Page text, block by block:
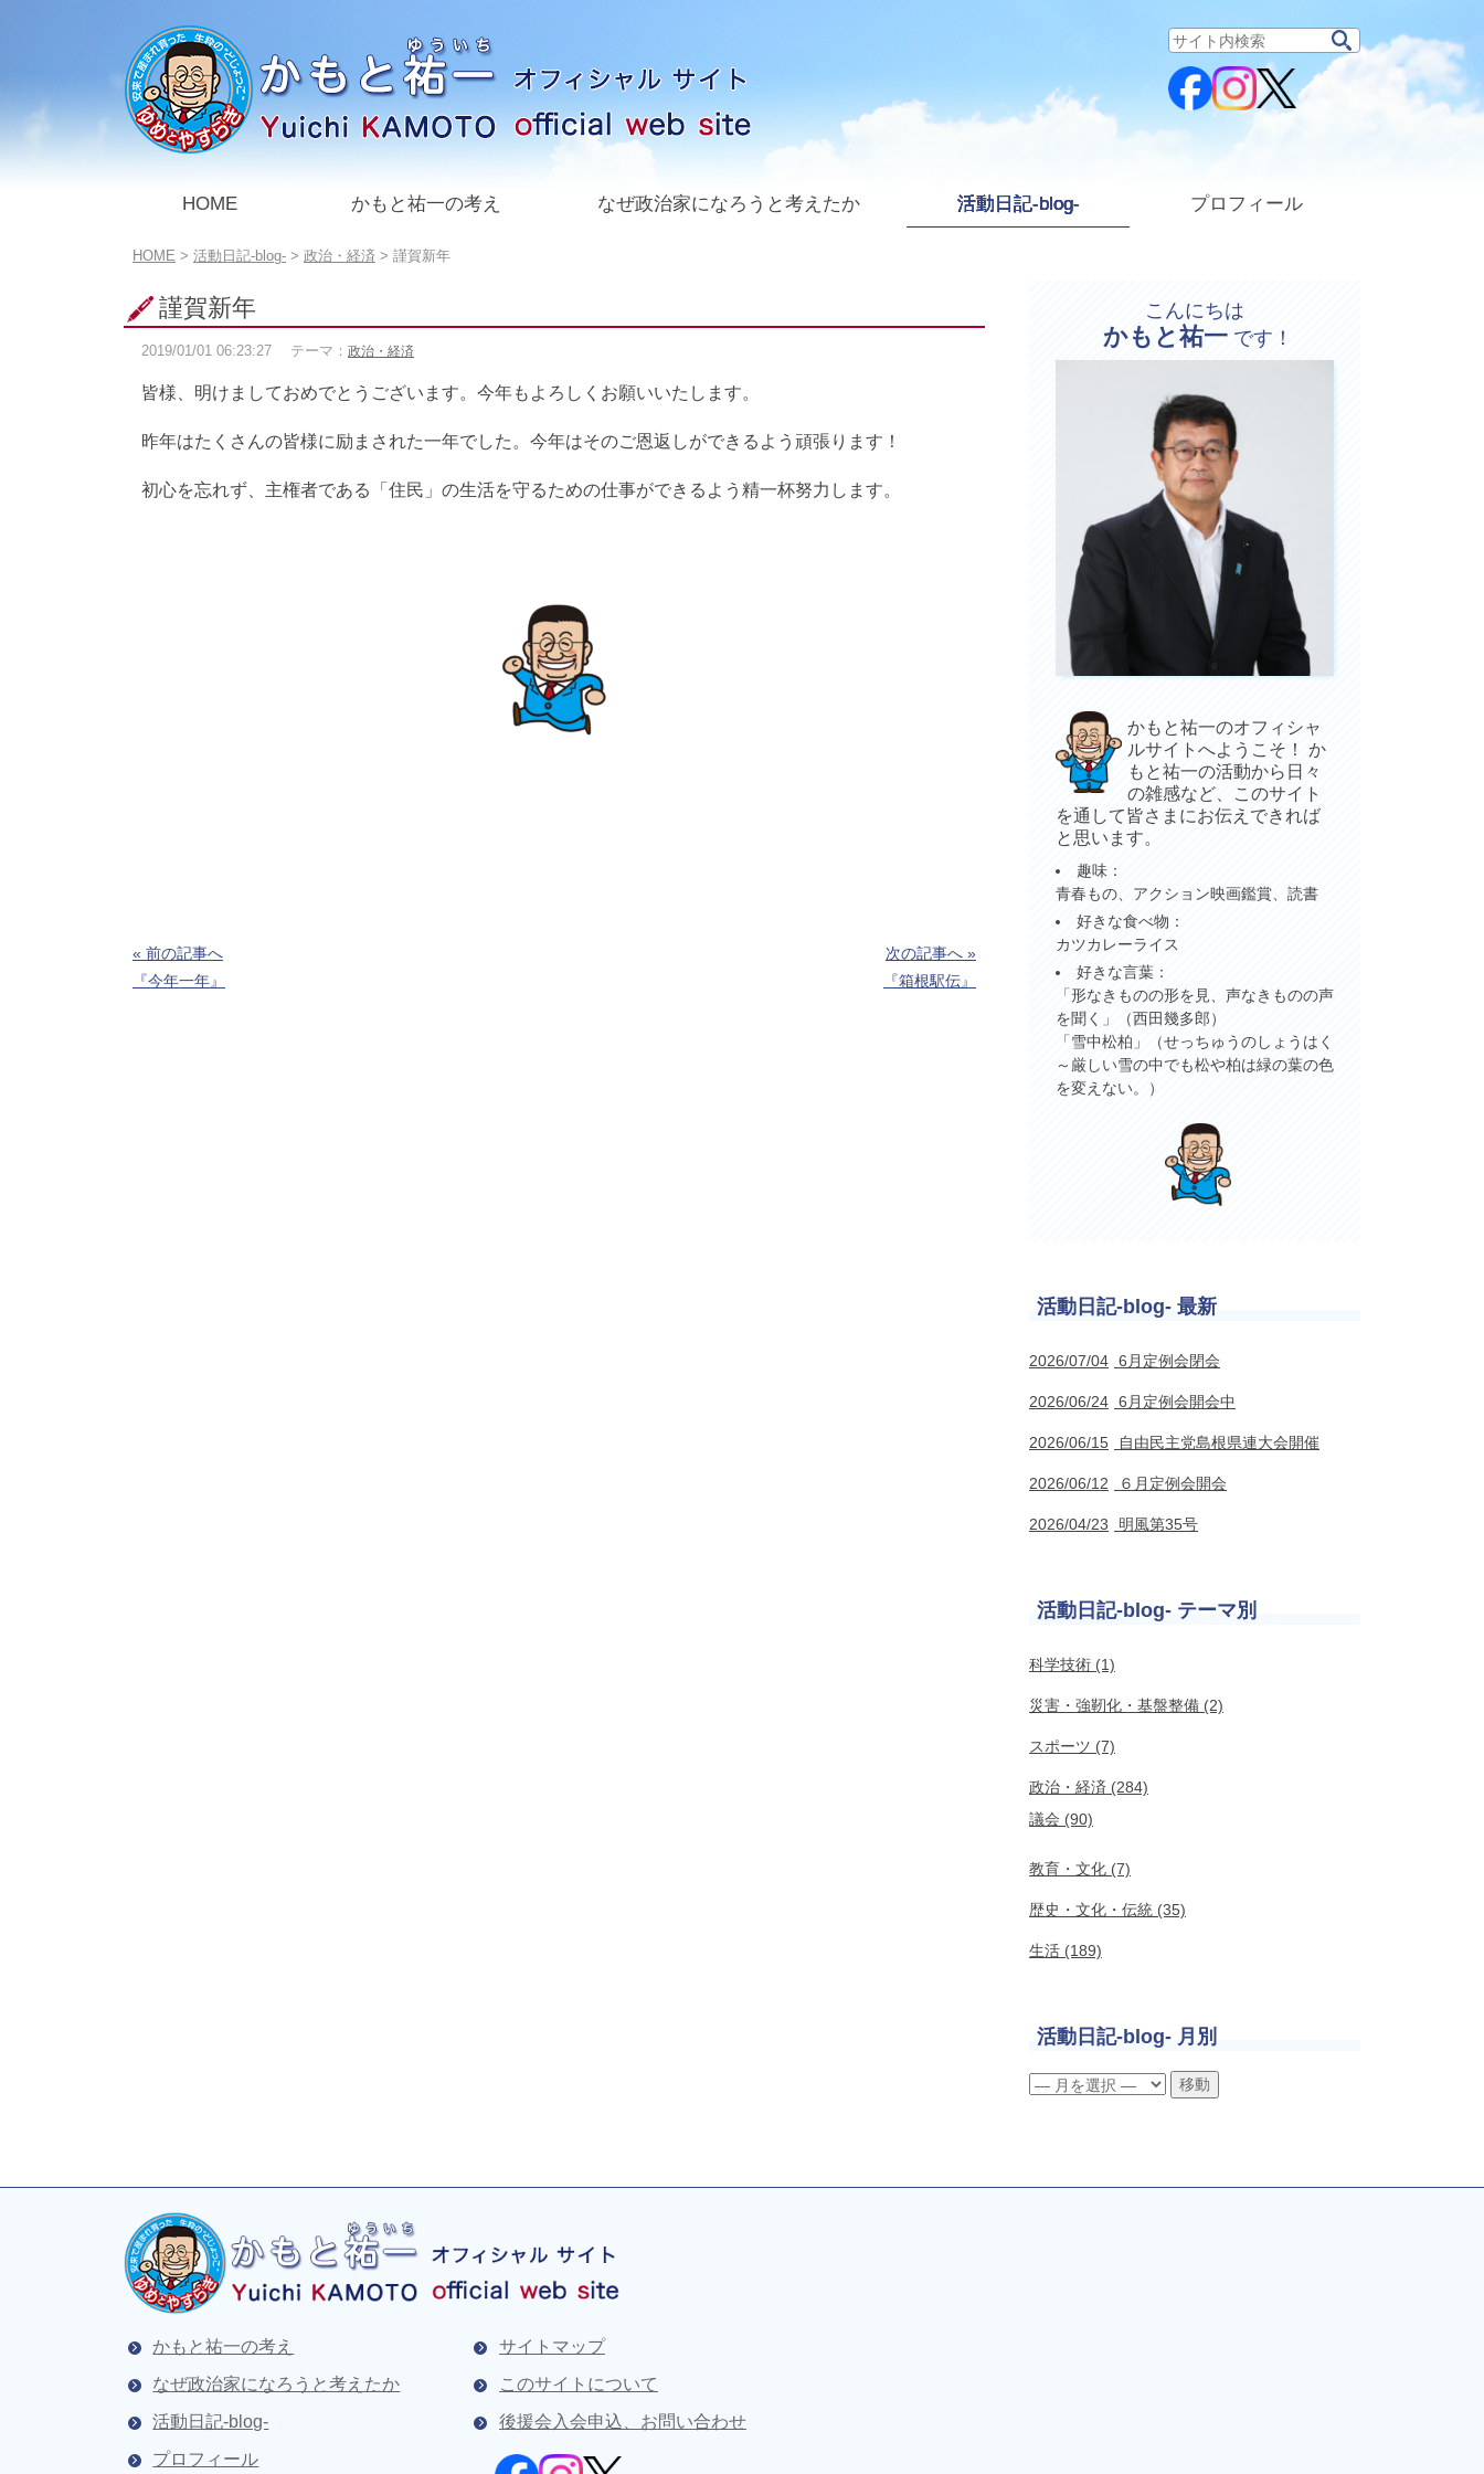
サ
ト
内
検
HOME かもと祐一の考え なぜ政治家になろうと考えたか 活動日記-blog- プロフィール
こ
ペ
ー
の
位
置:
HOME > 活動日記-blog- > 政治・経済 > 謹賀新年
謹賀新年
2019/01/01 06:23:27 テーマ： 政治・経済
皆様、明けましておめでとうございます。今年もよろしくお願いいたします。
昨年はたくさんの皆様に励まされた一年でした。今年はそのご恩返しができるよう頑張ります！
初心を忘れず、主権者である「住民」の生活を守るための仕事ができるよう精一杯努力します。
« 前の記事へ
『今年一年』
次の記事へ »
『箱根駅伝』
こんにちは
プ
ロ
かもと祐一 です！
かもと祐一のオフィシャ
ルサイトへようこそ！ か
もと祐一の活動から日々
の雑感など、このサイト
を通して皆さまにお伝えできれば
と思います。
趣味：
青春もの、アクション映画鑑賞、読書
好きな食べ物：
カツカレーライス
好きな言葉：
「形なきものの形を見、声なきものの声
を聞く」（西田幾多郎）
「雪中松柏」（せっちゅうのしょうはく
～厳しい雪の中でも松や柏は緑の葉の色
を変えない。）
活動日記-blog- 最新
2026/07/04 6月定例会閉会
2026/06/24 6月定例会開会中
2026/06/15 自由民主党島根県連大会開催
2026/06/12 ６月定例会開会
2026/04/23 明風第35号
活動日記-blog- テーマ別
科学技術 (1)
災害・強靭化・基盤整備 (2)
スポーツ (7)
政治・経済 (284)
議会 (90)
教育・文化 (7)
歴史・文化・伝統 (35)
生活 (189)
活動日記-blog- 月別
かもと祐一の考え
なぜ政治家になろうと考えたか
活動日記-blog-
プロフィール
サイトマップ
このサイトについて
後援会入会申込、お問い合わせ